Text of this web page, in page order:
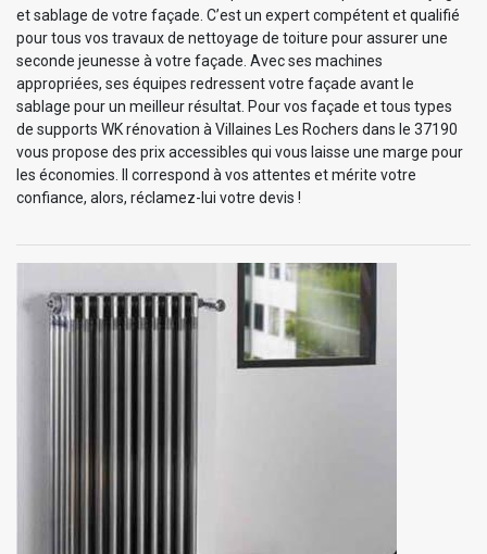
et sablage de votre façade. C’est un expert compétent et qualifié
pour tous vos travaux de nettoyage de toiture pour assurer une
seconde jeunesse à votre façade. Avec ses machines
appropriées, ses équipes redressent votre façade avant le
sablage pour un meilleur résultat. Pour vos façade et tous types
de supports WK rénovation à Villaines Les Rochers dans le 37190
vous propose des prix accessibles qui vous laisse une marge pour
les économies. Il correspond à vos attentes et mérite votre
confiance, alors, réclamez-lui votre devis !